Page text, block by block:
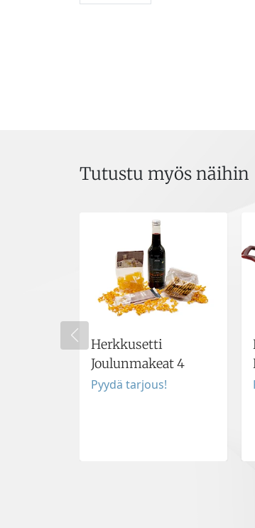
Tutustu myös näihin
Herkkusetti
Joulunmakeat 4
Pyydä tarjous!